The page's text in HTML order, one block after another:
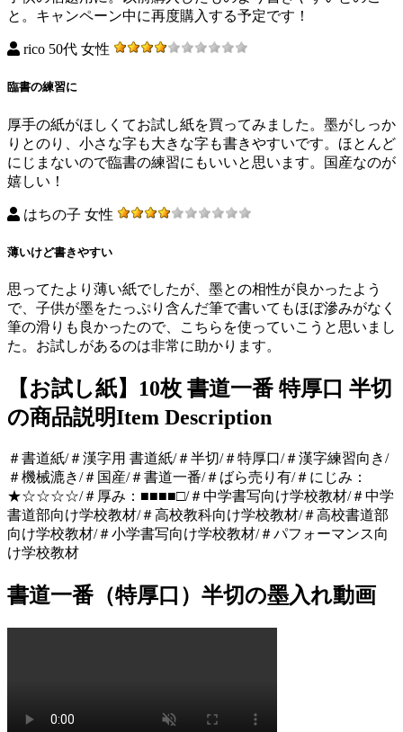
と。キャンペーン中に再度購入する予定です！
rico 50代 女性
臨書の練習に
厚手の紙がほしくてお試し紙を買ってみました。墨がしっか
りとのり、小さな字も大きな字も書きやすいです。ほとんど
にじまないので臨書の練習にもいいと思います。国産なのが
嬉しい！
はちの子 女性
薄いけど書きやすい
思ってたより薄い紙でしたが、墨との相性が良かったよう
で、子供が墨をたっぷり含んだ筆で書いてもほぼ滲みがなく
筆の滑りも良かったので、こちらを使っていこうと思いまし
た。お試しがあるのは非常に助かります。
【お試し紙】10枚 書道一番 特厚口 半切
の商品説明Item Description
＃書道紙/＃漢字用 書道紙/＃半切/＃特厚口/＃漢字練習向き/
＃機械漉き/＃国産/＃書道一番/＃ばら売り有/＃にじみ：
★☆☆☆☆/＃厚み：■■■■□/＃中学書写向け学校教材/＃中学
書道部向け学校教材/＃高校教科向け学校教材/＃高校書道部
向け学校教材/＃小学書写向け学校教材/＃パフォーマンス向
け学校教材
書道一番（特厚口）半切の墨入れ動画